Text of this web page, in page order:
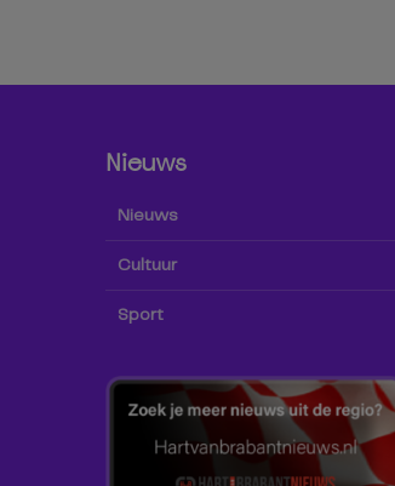
Nieuws
Nieuws
Cultuur
Sport